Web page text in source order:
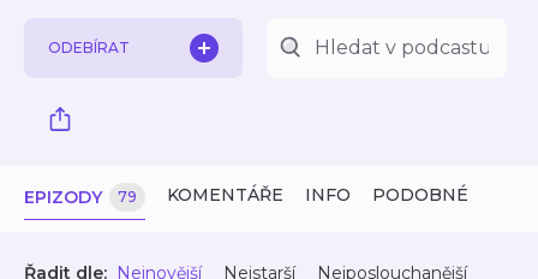
ODEBÍRAT
EPIZODY 79 KOMENTÁŘE INFO PODOBNÉ
Řadit dle: Nejnovější Nejstarší Nejposlouchanější